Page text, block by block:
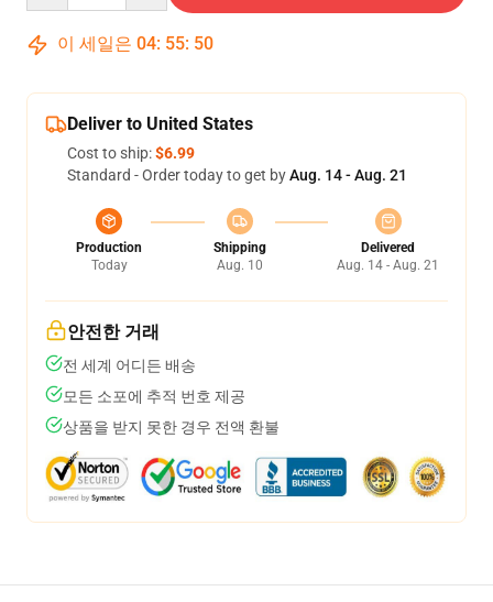
이 세일은 04: 55: 49
Deliver to United States
Cost to ship:$6.99
Standard - Order today to get byAug. 14 - Aug. 21
Production
Today
Shipping
Aug. 10
Delivered
Aug. 14 - Aug. 21
안전한 거래
전 세계 어디든 배송
모든 소포에 추적 번호 제공
상품을 받지 못한 경우 전액 환불